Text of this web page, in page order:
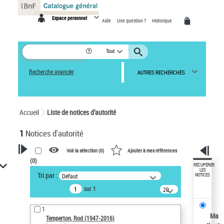
Espace personnel Aide Une question ? Historique
Tout
Recherche avancée AUTRES RECHERCHES
Accueil Liste de notices d’autorité
1 Notices d'autorité
VOTRE RECHERCHE
Recherche avancée dans les
notices d’autorité
Œuvres liées à l'auteur :
Temperton, Rod (1947-2016)
Voir la sélection (0) Ajouter à mes références
(0)
Tri par : Défaut
sur 1
20
résultats/page
1
Temperton, Rod (1947-2016)
RÉCUPÉRER
LES
NOTICES
Ma
Panneau de gestion des cookies